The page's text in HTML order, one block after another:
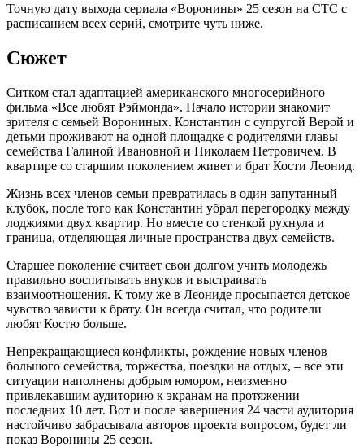
Точную дату выхода сериала «Воронины» 25 сезон на СТС с
расписанием всех серий, смотрите чуть ниже.
Сюжет
Ситком стал адаптацией американского многосерийного
фильма «Все любят Рэймонда». Начало истории знакомит
зрителя с семьей Ворониных. Константин с супругой Верой и
детьми проживают на одной площадке с родителями главы
семейства Галиной Ивановной и Николаем Петровичем. В
квартире со старшим поколением живет и брат Кости Леонид.
Жизнь всех членов семьи превратилась в один запутанный
клубок, после того как Константин убрал перегородку между
лоджиями двух квартир. Но вместе со стенкой рухнула и
граница, отделяющая личные пространства двух семейств.
Старшее поколение считает свои долгом учить молодежь
правильно воспитывать внуков и выстраивать
взаимоотношения. К тому же в Леониде просыпается детское
чувство зависти к брату. Он всегда считал, что родители
любят Костю больше.
Непрекращающиеся конфликты, рождение новых членов
большого семейства, торжества, поездки на отдых, – все эти
ситуации наполнены добрым юмором, неизменно
привлекавшим аудиторию к экранам на протяжении
последних 10 лет. Вот и после завершения 24 части аудитория
настойчиво забрасывала авторов проекта вопросом, будет ли
показ Воронины 25 сезон.